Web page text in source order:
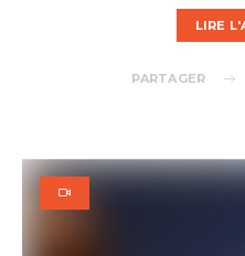
LIRE
PARTAGER